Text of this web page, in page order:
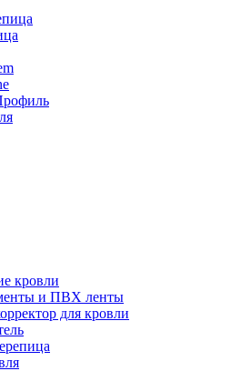
кровли
и ПВХ ленты
для кровли